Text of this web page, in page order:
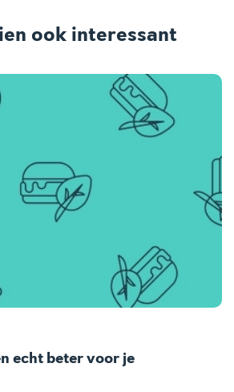
ook interessant
echt beter voor je